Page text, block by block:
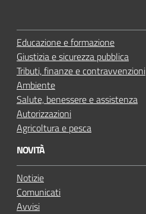
Educazione e formazione
Giustizia e sicurezza pubblica
Tributi, finanze e contravvenzioni
Ambiente
Salute, benessere e assistenza
Autorizzazioni
Agricoltura e pesca
NOVITÀ
Notizie
Comunicati
Avvisi